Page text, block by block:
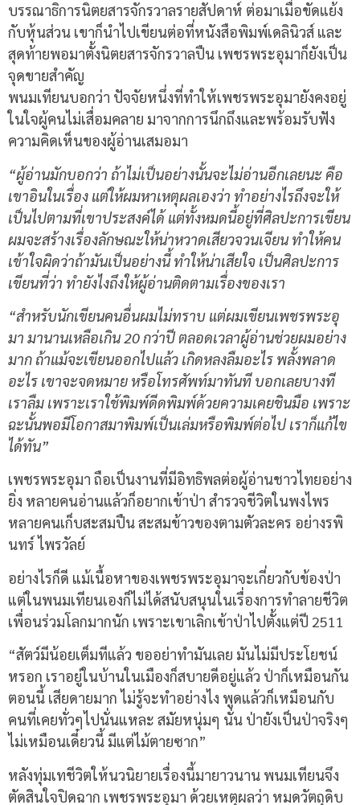
บรรณาธิการนิตยสารจักรวาลรายสัปดาห์ ต่อมาเมื่อขัดแย้ง
กับหุ้นส่วน เขาก็นำไปเขียนต่อที่หนังสือพิมพ์เดลินิวส์ และ
สุดท้ายพอมาตั้งนิตยสารจักรวาลปืน เพชรพระอุมาก็ยังเป็น
จุดขายสำคัญ
พนมเทียนบอกว่า ปัจจัยหนึ่งที่ทำให้เพชรพระอุมายังคงอยู่
ในใจผู้คนไม่เสื่อมคลาย มาจากการนึกถึงและพร้อมรับฟัง
ความคิดเห็นของผู้อ่านเสมอมา
“ผู้อ่านมักบอกว่า ถ้าไม่เป็นอย่างนั้นจะไม่อ่านอีกเลยนะ คือ
เขาอินในเรื่อง แต่ให้ผมหาเหตุผลเองว่า ทำอย่างไรถึงจะให้
เป็นไปตามที่เขาประสงค์ได้ แต่ทั้งหมดนี้อยู่ที่ศิลปะการเขียน
ผมจะสร้างเรื่องลักษณะให้น่าหวาดเสียวจวนเจียน ทำให้คน
เข้าใจผิดว่าถ้ามันเป็นอย่างนี้ ทำให้น่าเสียใจ เป็นศิลปะการ
เขียนที่ว่า ทำยังไงถึงให้ผู้อ่านติดตามเรื่องของเรา
“สำหรับนักเขียนคนอื่นผมไม่ทราบ แต่ผมเขียนเพชรพระอุ
มา มานานเหลือเกิน 20 กว่าปี ตลอดเวลาผู้อ่านช่วยผมอย่าง
มาก ถ้าแม้จะเขียนออกไปแล้ว เกิดหลงลืมอะไร พลั้งพลาด
อะไร เขาจะจดหมาย หรือโทรศัพท์มาทันที บอกเลยบางที
เราลืม เพราะเราใช้พิมพ์ดีดพิมพ์ด้วยความเคยชินมือ เพราะ
ฉะนั้นพอมีโอกาสมาพิมพ์เป็นเล่มหรือพิมพ์ต่อไป เราก็แก้ไข
ได้ทัน”
เพชรพระอุมา ถือเป็นงานที่มีอิทธิพลต่อผู้อ่านชาวไทยอย่าง
ยิ่ง หลายคนอ่านแล้วก็อยากเข้าป่า สำรวจชีวิตในพงไพร
หลายคนเก็บสะสมปืน สะสมข้าวของตามตัวละคร อย่างรพิ
นทร์ ไพรวัลย์
อย่างไรก็ดี แม้เนื้อหาของเพชรพระอุมาจะเกี่ยวกับข้องป่า
แต่ในพนมเทียนเองก็ไม่ได้สนับสนุนในเรื่องการทำลายชีวิต
เพื่อนร่วมโลกมากนัก เพราะเขาเลิกเข้าป่าไปตั้งแต่ปี 2511
“สัตว์มีน้อยเต็มทีแล้ว ขออย่าทำมันเลย มันไม่มีประโยชน์
หรอก เราอยู่ในบ้านในเมืองก็สบายดีอยู่แล้ว ป่าก็เหมือนกัน
ตอนนี้ เสียดายมาก ไม่รู้จะทำอย่างไง พูดแล้วก็เหมือนกับ
คนที่เคยทั่วๆไปนั่นแหละ สมัยหนุ่มๆ นั่น ป่ายังเป็นป่าจริงๆ
ไม่เหมือนเดี๋ยวนี้ มีแต่ไม้ตายซาก”
หลังทุ่มเทชีวิตให้นวนิยายเรื่องนี้มายาวนาน พนมเทียนจึง
ตัดสินใจปิดฉาก เพชรพระอุมา ด้วยเหตุผลว่า หมดวัตถุดิบ